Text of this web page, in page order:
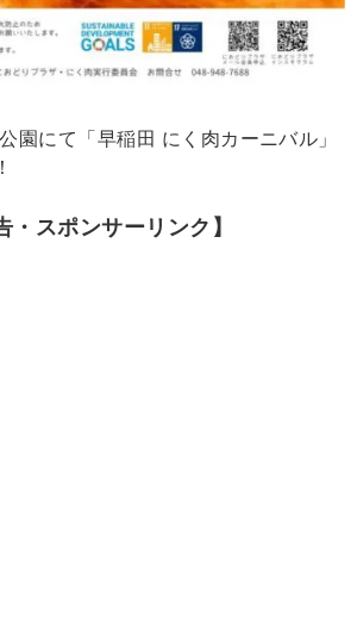
園にて「早稲田 にく肉カーニバル」
・スポンサーリンク】